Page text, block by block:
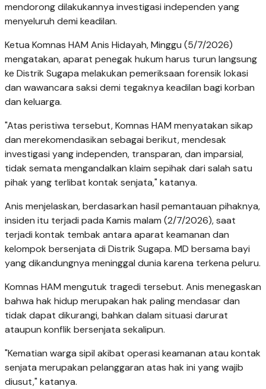
mendorong dilakukannya investigasi independen yang
menyeluruh demi keadilan.
Ketua Komnas HAM Anis Hidayah, Minggu (5/7/2026)
mengatakan, aparat penegak hukum harus turun langsung
ke Distrik Sugapa melakukan pemeriksaan forensik lokasi
dan wawancara saksi demi tegaknya keadilan bagi korban
dan keluarga.
"Atas peristiwa tersebut, Komnas HAM menyatakan sikap
dan merekomendasikan sebagai berikut, mendesak
investigasi yang independen, transparan, dan imparsial,
tidak semata mengandalkan klaim sepihak dari salah satu
pihak yang terlibat kontak senjata," katanya.
Anis menjelaskan, berdasarkan hasil pemantauan pihaknya,
insiden itu terjadi pada Kamis malam (2/7/2026), saat
terjadi kontak tembak antara aparat keamanan dan
kelompok bersenjata di Distrik Sugapa. MD bersama bayi
yang dikandungnya meninggal dunia karena terkena peluru.
Komnas HAM mengutuk tragedi tersebut. Anis menegaskan
bahwa hak hidup merupakan hak paling mendasar dan
tidak dapat dikurangi, bahkan dalam situasi darurat
ataupun konflik bersenjata sekalipun.
"Kematian warga sipil akibat operasi keamanan atau kontak
senjata merupakan pelanggaran atas hak ini yang wajib
diusut," katanya.